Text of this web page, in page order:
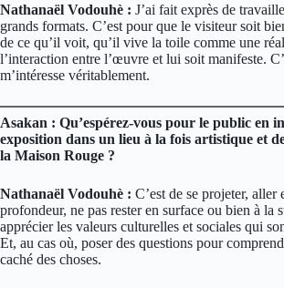
Nathanaël Vodouhè : J’ai fait exprès de
grands formats. C’est pour que le visiteur soit
de ce qu’il voit, qu’il vive la toile comme une
l’interaction entre l’œuvre et lui soit manifeste.
m’intéresse véritablement.
Asakan : Qu’espérez-vous pour le public en
exposition dans un lieu à la fois artistique et
la Maison Rouge ?
Nathanaël Vodouhè : C’est de se projeter, aller
profondeur, ne pas rester en surface ou bien à la
apprécier les valeurs culturelles et sociales qui
Et, au cas où, poser des questions pour
caché des choses.